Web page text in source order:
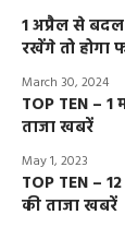
1 अप्रैल से
रखेंगे तो होगा
March 30, 2024
TOP TEN –
ताजा खबरें
May 1, 2023
TOP TEN –
की ताजा खबरें